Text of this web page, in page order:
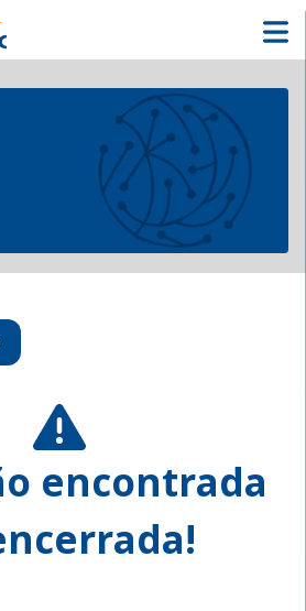
encontrada